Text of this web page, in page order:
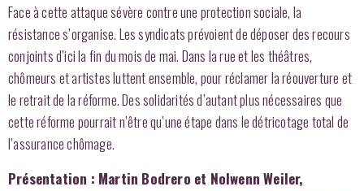
Face à cette attaque sévère contre une protection sociale, la
résistance s’organise. Les syndicats prévoient de déposer des recours
conjoints d’ici la fin du mois de mai. Dans la rue et les théâtres,
chômeurs et artistes luttent ensemble, pour réclamer la réouverture et
le retrait de la réforme. Des solidarités d’autant plus nécessaires que
cette réforme pourrait n’être qu’une étape dans le détricotage total de
l’assurance chômage.
Présentation : Martin Bodrero et Nolwenn Weiler,